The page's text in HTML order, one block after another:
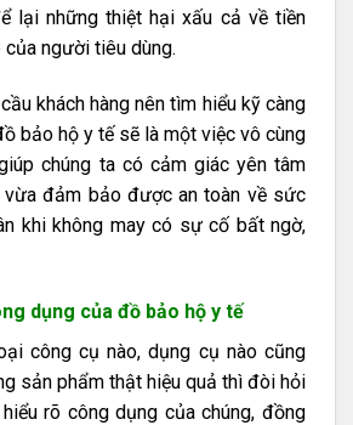
lại những thiệt hại xấu cả về tiền
người tiêu dùng.
khách hàng nên tìm hiểu kỹ càng
bảo hộ y tế sẽ là một việc vô cùng
chúng ta có cảm giác yên tâm
vừa đảm bảo được an toàn về sức
khi không may có sự cố bất ngờ,
dụng của đồ bảo hộ y tế
công cụ nào, dụng cụ nào cũng
sản phẩm thật hiệu quả thì đòi hỏi
rõ công dụng của chúng, đồng